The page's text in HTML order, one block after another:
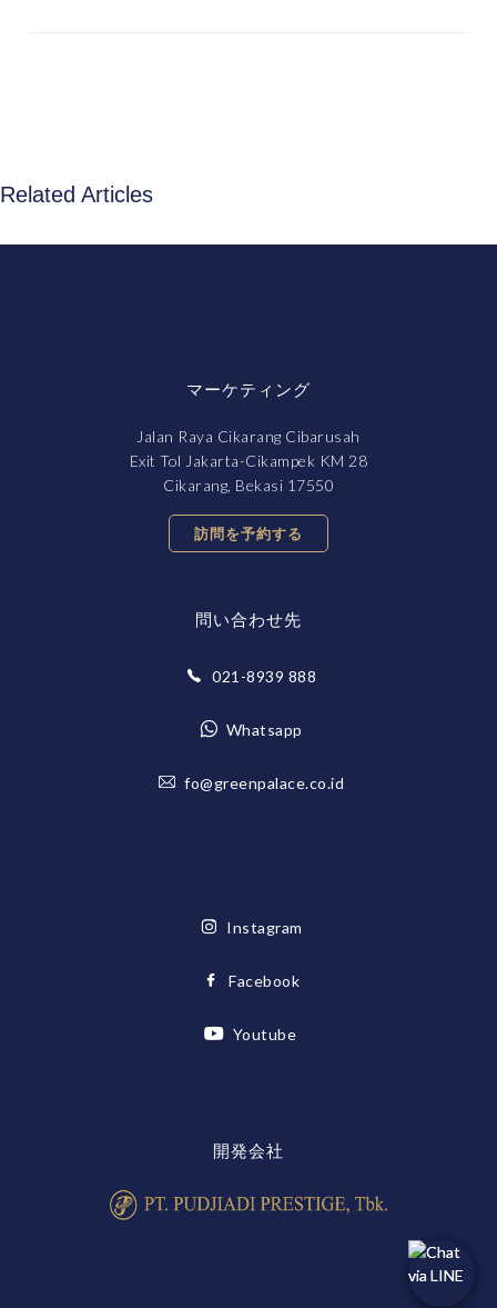
Related Articles
マーケティング
Jalan Raya Cikarang Cibarusah
Exit Tol Jakarta-Cikampek KM 28
Cikarang, Bekasi 17550
訪問を予約する
問い合わせ先
021-8939 888
Whatsapp
fo@greenpalace.co.id
Instagram
Facebook
Youtube
開発会社